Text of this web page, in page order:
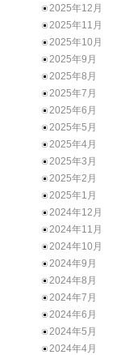
2025年12月
2025年11月
2025年10月
2025年9月
2025年8月
2025年7月
2025年6月
2025年5月
2025年4月
2025年3月
2025年2月
2025年1月
2024年12月
2024年11月
2024年10月
2024年9月
2024年8月
2024年7月
2024年6月
2024年5月
2024年4月